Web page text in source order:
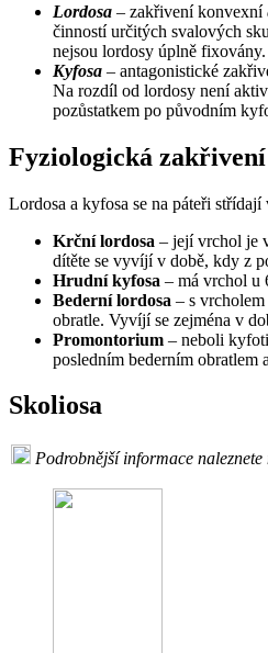
Lordosa – zakřivení konvexní
činností určitých svalových
nejsou lordosy úplně fixovány.
Kyfosa – antagonistické
Na rozdíl od lordosy není
pozůstatkem po původním
Fyziologická zakřivení
Lordosa a kyfosa se na páteři střídají
Krční lordosa – její vrchol je
dítěte se vyvíjí v době, kdy z
Hrudní kyfosa – má vrchol u
Bederní lordosa – s
obratle. Vyvíjí se zejména v
Promontorium – neboli
posledním bederním obratlem
Skoliosa
Podrobnější informace naleznete